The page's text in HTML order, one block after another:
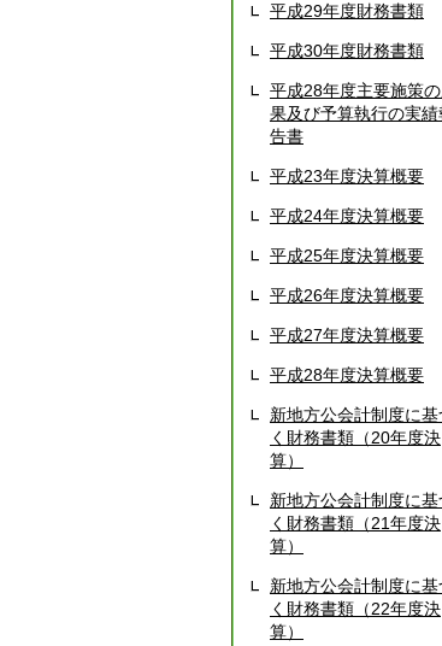
平成29年度財務書類
平成30年度財務書類
平成28年度主要施策
果及び予算執行の実績
告書
平成23年度決算概要
平成24年度決算概要
平成25年度決算概要
平成26年度決算概要
平成27年度決算概要
平成28年度決算概要
新地方公会計制度に基
く財務書類（20年度決
算）
新地方公会計制度に基
く財務書類（21年度決
算）
新地方公会計制度に基
く財務書類（22年度決
算）